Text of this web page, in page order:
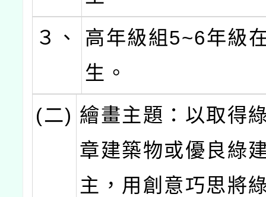
３、
高年級組5~6年級
生。
(二) 繪畫主題：以取得
章建築物或優良綠
主，用創意巧思將